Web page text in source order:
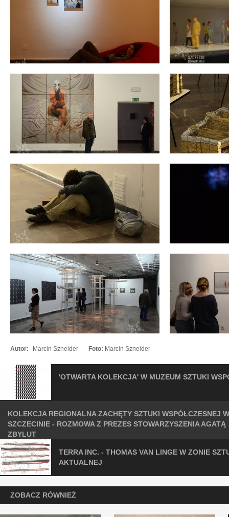
Autor: Marcin Szneider Foto: Marcin Szneider
'OTWARTA KOLEKCJA' W MUZEUM SZTUKI
KOLEKCJA REGIONALNA ZACHĘTY SZTUKI WSPÓŁCZESNEJ W
SZCZECINIE - ROZMOWA Z PREZES STOWARZYSZENIA AGATĄ
ZBYLUT
TERRA INC. - THOMAS VAN LINGE W ZONIE
AKTUALNEJ
ZOBACZ RÓWNIEŻ